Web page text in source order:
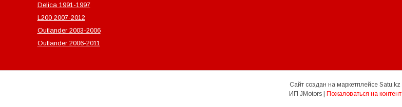
Delica 1991-1997
L200 2007-2012
Outlander‎ 2003-2006
Outlander‎ 2006-2011
Сайт создан на маркетплейсе Satu.kz
ИП JMotors | Пожаловаться на контент